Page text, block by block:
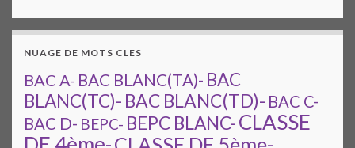
NUAGE DE MOTS CLES
BAC A- BAC BLANC(TA)- BAC
BLANC(TC)- BAC BLANC(TD)- BAC C-
BAC D- BEPC- BEPC BLANC-CLASSE